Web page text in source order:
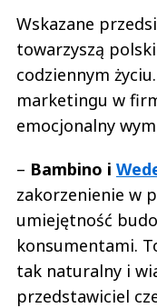
Wskazane
towarzyszą
codziennym życiu.
marketingu w
emocjonalny
– Bambino i
zakorzenienie w
umiejętność
konsumentami.
tak naturalny i
przedstawiciel